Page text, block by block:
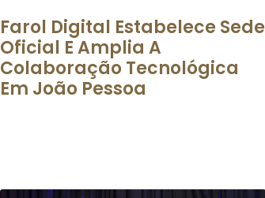
Farol Digital Estabelece Sede
Oficial E Amplia A
Colaboração Tecnológica
Em João Pessoa